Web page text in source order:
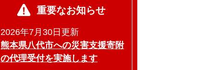
重要なお知らせ
2026年7月30日更新
熊本県八代市への災害支援寄附
の代理受付を実施します